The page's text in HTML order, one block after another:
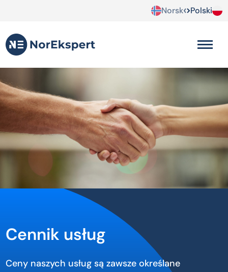
Norsk Polski
Cennik usług
Ceny naszych usług są zawsze określane